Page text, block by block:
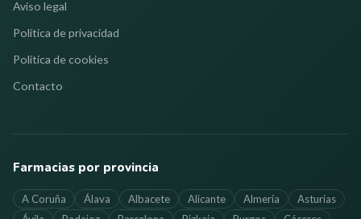
Aviso legal
Política de privacidad
Política de cookies
Contacto
Farmacias por provincia
A Coruña Álava Albacete Alicante Almería
Asturias